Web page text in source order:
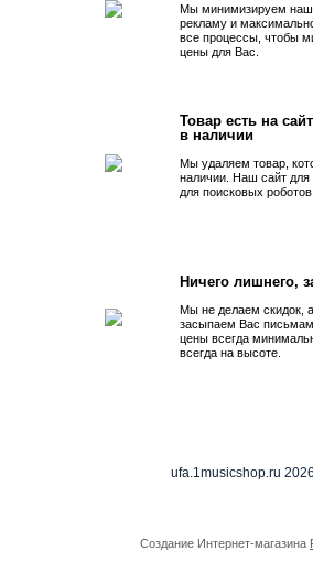
Мы минимизируем
рекламу и
все процессы, чтобы
цены для Вас.
Товар есть на
в наличии
Мы удаляем товар,
наличии. Наш сайт для
для поисковых роботов.
Ничего лишнего,
Мы не делаем скидок,
засыпаем Вас
цены всегда
всегда на высоте.
ufa.1musicshop.ru
Создание Интернет-магазина